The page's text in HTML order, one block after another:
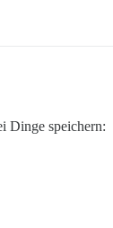
Dinge speichern: